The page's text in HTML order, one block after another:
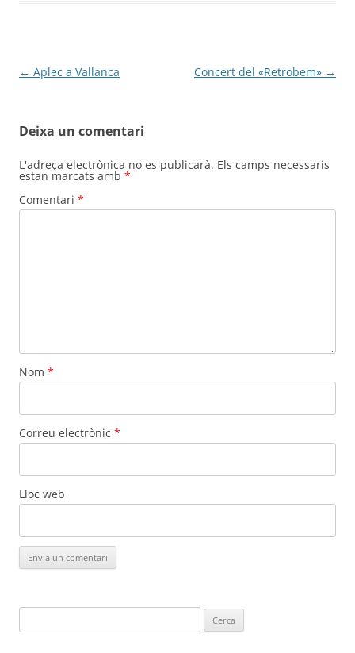
Navegació
entrades
← Aplec a Vallanca Concert del «Retrobem» →
Deixa un comentari
L'adreça electrònica no es publicarà. Els camps necessaris
estan marcats amb *
Comentari *
Nom *
Correu electrònic *
Lloc web